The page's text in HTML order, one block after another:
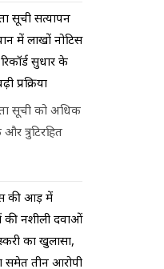
सूची सत्यापन
में लाखों नोटिस
सुधार के
प्रक्रिया
सूची को अधिक
त्रुटिरहित
की आड़ में
की नशीली दवाओं
का खुलासा,
समेत तीन आरोपी